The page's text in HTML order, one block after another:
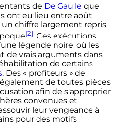
de De Gaulle que
ont eu lieu entre août
un chiffre largement repris
[2]. Ces exécutions
légende noire, où les
de vrais arguments dans
de certains
. Des « profiteurs » de
également de toutes pièces
afin de s'approprier
convenues et
leur vengeance à
pour des motifs